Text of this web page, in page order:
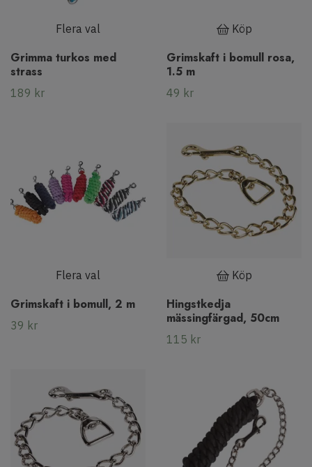
Flera val
Grimma turkos med
strass
189 kr
Köp
Grimskaft i bomull rosa,
1.5 m
49 kr
Flera val
Grimskaft i bomull, 2 m
39 kr
Köp
Hingstkedja
mässingfärgad, 50cm
115 kr